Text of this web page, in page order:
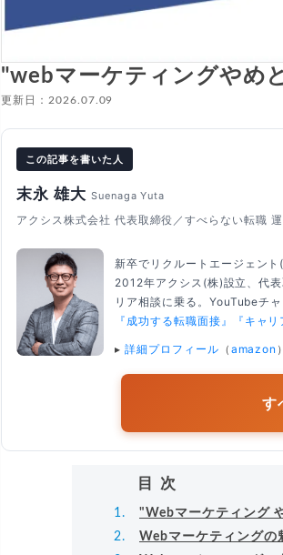
"webマーケティングやめ
更新日：2026.07.09
この記事を書いた人
末永 雄大 Suenaga Yuta
アクシス株式会社 代表取締役／すべらない転職
新卒でリクルートエージェン
2012年アクシス(株)設立、代
リア相談に乗る。YouTubeチ
『成功する転職面接』
『キャ
▸ 詳細プロフィール （ amazon ）
す
目次
"Webマーケティング
Webマーケティングの